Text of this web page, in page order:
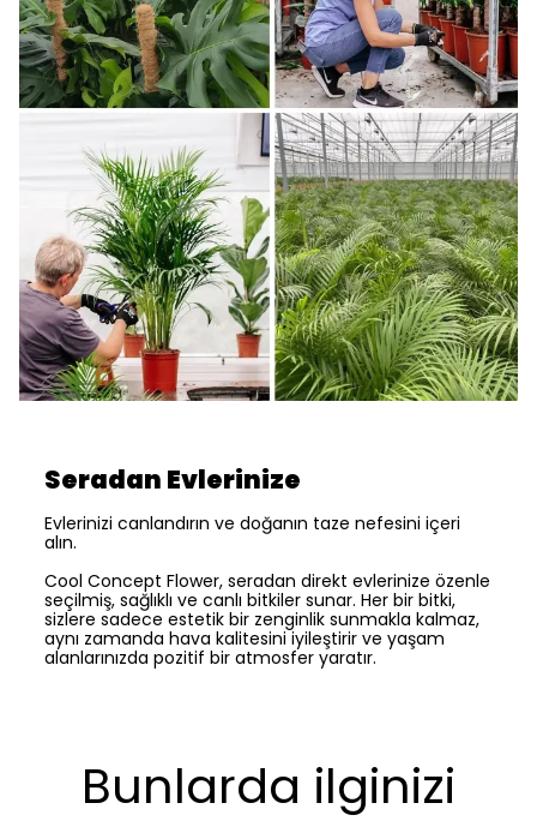
Seradan Evlerinize
Evlerinizi canlandırın ve doğanın taze nefesini içeri
alın.
Cool Concept Flower, seradan direkt evlerinize özenle
seçilmiş, sağlıklı ve canlı bitkiler sunar. Her bir bitki,
sizlere sadece estetik bir zenginlik sunmakla kalmaz,
aynı zamanda hava kalitesini iyileştirir ve yaşam
alanlarınızda pozitif bir atmosfer yaratır.
Bunlarda ilginizi